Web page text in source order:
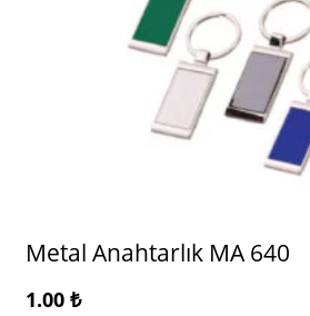
Metal Anahtarlık MA 640
1.00 ₺